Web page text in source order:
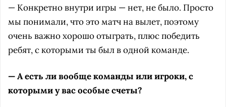
— Конкретно внутри игры — нет, не было. Просто
мы понимали, что это матч на вылет, поэтому
очень важно хорошо отыграть, плюс победить
ребят, с которыми ты был в одной команде.
— А есть ли вообще команды или игроки, с
которыми у вас особые счеты?